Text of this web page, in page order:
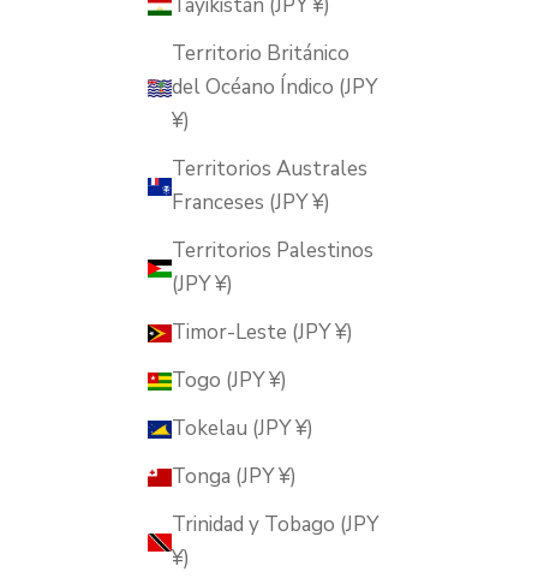
Territorio Británico
del Océano Índico (JPY
¥)
Territorios Australes
Franceses (JPY ¥)
Territorios Palestinos
(JPY ¥)
Timor-Leste (JPY ¥)
Togo (JPY ¥)
Tokelau (JPY ¥)
Tonga (JPY ¥)
Trinidad y Tobago (JPY
¥)